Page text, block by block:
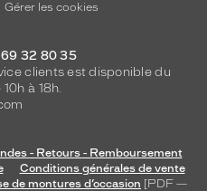
Gérer les cookies
32 80 35
clients est disponible du
à 18h.
- Retours - Remboursement
Conditions générales de vente
de montures d’occasion [PDF —